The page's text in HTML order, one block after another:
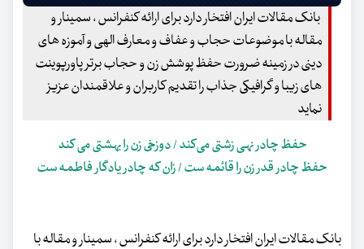
بانک مقالات ایران افتخار دارد برای ارائه کنفرانس ، سمینار و
مقاله با موضوعات حجاب و عفاف و معارف الهی و آموزه های
دینی در زمینه ضرورت حفظ پوشش زن و حجاب برتر پاورپوینت
های زیبا و گرافیکی جذاب را تقدیم کاربران و علاقمندان عزیز
نماید
حفظ چادر نهی زشتی می‌کند / دوزخی زن را بهشتی می کند
حفظ چادر قدر زن را قائمه ست / زان که چادر یادگار فاطمه ست
بانک مقالات ایران افتخار دارد برای ارائه کنفرانس ، سمینار و مقاله با